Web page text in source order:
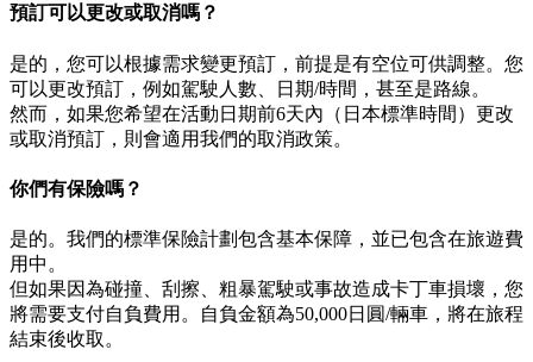
預訂可以更改或取消嗎？
是的，您可以根據需求變更預訂，前提是有空位可供調整。您
可以更改預訂，例如駕駛人數、日期/時間，甚至是路線。
然而，如果您希望在活動日期前6天內（日本標準時間）更改
或取消預訂，則會適用我們的取消政策。
你們有保險嗎？
是的。我們的標準保險計劃包含基本保障，並已包含在旅遊費
用中。
但如果因為碰撞、刮擦、粗暴駕駛或事故造成卡丁車損壞，您
將需要支付自負費用。自負金額為50,000日圓/輛車，將在旅程
結束後收取。